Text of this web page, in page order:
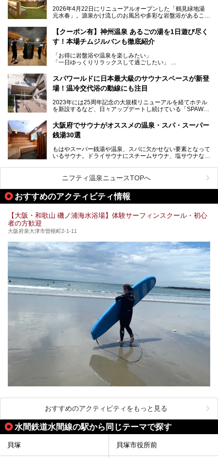
今回はオープン前の内覧会に参加し、館内のこだわりポイン
サウナー注目の3種のサウナや160cmの深水風呂、没入感の
高い岩盤浴エリア、日本最大の台数を誇る最新AIフィットネ
スマシンなど、見どころ満載の館内を詳しくご紹介します。
2026年4月22日にリニューアルオープンした「鶴見緑地湯
元水春」。源泉かけ流しのお風呂や多彩な岩盤浴があること
に“一日中くつろげる場所”としてパワーアップしています。
今回のリニューアルでは、新たに登場した瞑想サウナをはじ
見どころが盛りだくさん。日常の疲れを癒やしたい方はもち
ろん、休日にゆったり過ごしたい方にもぴったりの内容とな
本記事では、そんなリニューアル後の注目ポイントを詳しく
紹介します。これから「鶴見緑地湯元水春」に訪れる方や、
い。
【クーポン有】神州温泉 あるごの湯を1日遊び尽く
す！本場チムジルバンも徹底紹介
「お得に岩盤浴や温泉を楽しみたい」
「一日ゆっくりリラックスして過ごしたい」
利用できる「神州温泉 あるごの湯」です。
あるごの湯は、大阪府豊中市にある日帰り温浴施設で、阪急
チムジルバン（岩盤浴）を中心に、発汗・リラックス・漫画
タイムまで満喫できる長時間滞在型の施設なので、一日中ゆ
る迫力ある熱波パフォーマンスも毎日行われており、“とと
のう”体験をしっかり楽しめるのもポイントです。
ケやボウリングといった遊び場もあり、友人同士やカップル
で“遊び+癒し”の一日を過ごすのにもぴったり。
処にいたるまで魅力をたっぷり堪能してきたので、その全容
スパワールドに日本最大級のサウナスペースが新登
場！温冷交代浴の動線にも注目
2023年には25周年記念の大規模リニューアルを経てホテル
を新設するなど、日々アップデートし続けている「SPAWO
そんなスパワールドが2025年11月15日（土）に、新たな浴
室や日本最大級140人収容の大規模サウナを携えてリニュー
アルオープン！浴室である4F・6Fそれぞれにリニューアル
大規模リニューアルの全容を確認すべく、リニューアルプレ
オープンイベントに行ってきました！今回はそのリニューア
大阪府でサウナがオススメの温泉・スパ・スーパー
銭湯30選
もはやスーパー銭湯や温泉、スパに欠かせない要素となって
いるサウナ。ドライサウナにスチームサウナ、塩サウナな
ペース、ロウリュウなど、心ゆくまで楽しむためのサービス
が充実した施設も多くみられます。
今回はそんなサウナにこだわった、大阪府内のオススメ温
泉・銭湯・スパを30件紹介したいと思います！
ニフティ温泉ニュースTOPへ
おすすめのアクティビティ情報
【大阪・和歌山 磯ノ浦海水浴場】体験サーフィンスクール・初心
者の方歓迎
大阪府泉大津市曽根町2-1-11
おすすめのアクティビティをもっと見る
水間鉄道水間線の駅から同じテーマで探す
貝塚 貝塚市役所前